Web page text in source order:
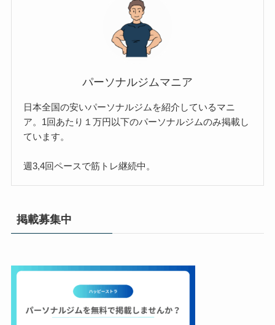
パーソナルジムマニア
日本全国の安いパーソナルジムを紹介しているマニ
ア。1回あたり１万円以下のパーソナルジムのみ掲載し
ています。
週3,4回ペースで筋トレ継続中。
掲載募集中